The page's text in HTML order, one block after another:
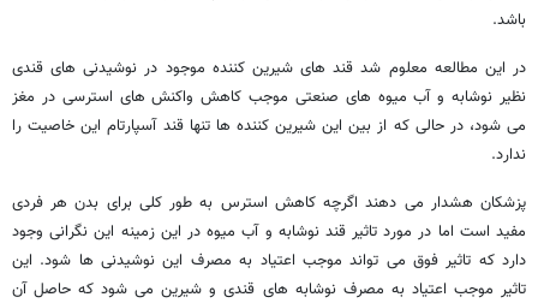
باشد.
در این مطالعه معلوم شد قند های شیرین کننده موجود در نوشیدنی های قندی
نظیر نوشابه و آب میوه های صنعتی موجب کاهش واکنش های استرسی در مغز
می شود، در حالی که از بین این شیرین کننده ها تنها قند آسپارتام این خاصیت را
ندارد.
پزشکان هشدار می دهند اگرچه کاهش استرس به طور کلی برای بدن هر فردی
مفید است اما در مورد تاثیر قند نوشابه و آب میوه در این زمینه این نگرانی وجود
دارد که تاثیر فوق می تواند موجب اعتیاد به مصرف این نوشیدنی ها شود. این
تاثیر موجب اعتیاد به مصرف نوشابه های قندی و شیرین می شود که حاصل آن